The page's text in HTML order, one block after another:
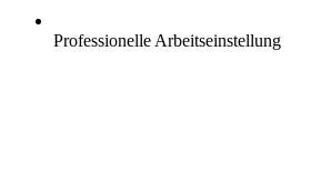
Professionelle Arbeitseinstellung